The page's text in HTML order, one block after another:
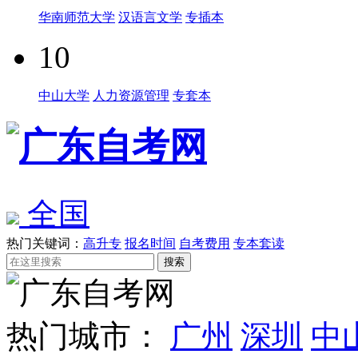
华南师范大学 汉语言文学 专插本
10
中山大学 人力资源管理 专套本
全国
热门关键词： 高升专 报名时间 自考费用 专本套读
热门城市： 广州 深圳 中